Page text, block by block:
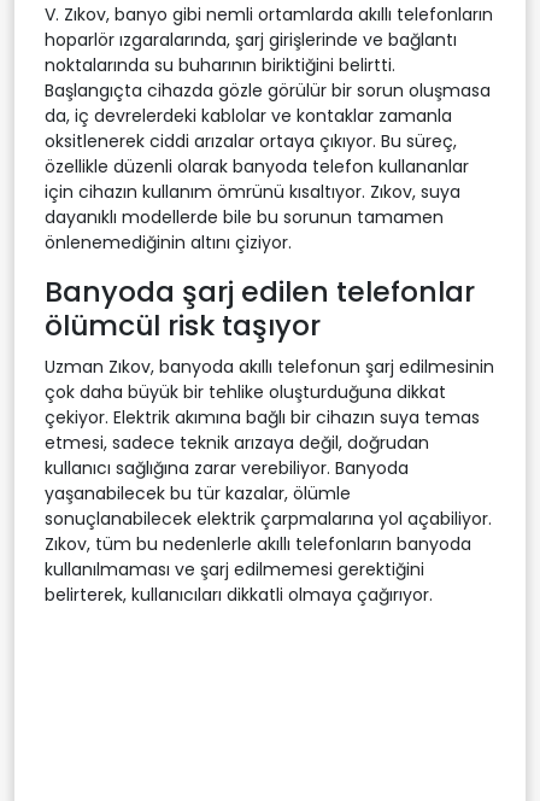
V. Zıkov, banyo gibi nemli ortamlarda akıllı telefonların
hoparlör ızgaralarında, şarj girişlerinde ve bağlantı
noktalarında su buharının biriktiğini belirtti.
Başlangıçta cihazda gözle görülür bir sorun oluşmasa
da, iç devrelerdeki kablolar ve kontaklar zamanla
oksitlenerek ciddi arızalar ortaya çıkıyor. Bu süreç,
özellikle düzenli olarak banyoda telefon kullananlar
için cihazın kullanım ömrünü kısaltıyor. Zıkov, suya
dayanıklı modellerde bile bu sorunun tamamen
önlenemediğinin altını çiziyor.
Banyoda şarj edilen telefonlar
ölümcül risk taşıyor
Uzman Zıkov, banyoda akıllı telefonun şarj edilmesinin
çok daha büyük bir tehlike oluşturduğuna dikkat
çekiyor. Elektrik akımına bağlı bir cihazın suya temas
etmesi, sadece teknik arızaya değil, doğrudan
kullanıcı sağlığına zarar verebiliyor. Banyoda
yaşanabilecek bu tür kazalar, ölümle
sonuçlanabilecek elektrik çarpmalarına yol açabiliyor.
Zıkov, tüm bu nedenlerle akıllı telefonların banyoda
kullanılmaması ve şarj edilmemesi gerektiğini
belirterek, kullanıcıları dikkatli olmaya çağırıyor.